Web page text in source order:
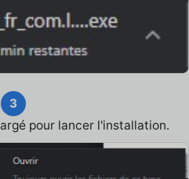
3
pour lancer l'installation.